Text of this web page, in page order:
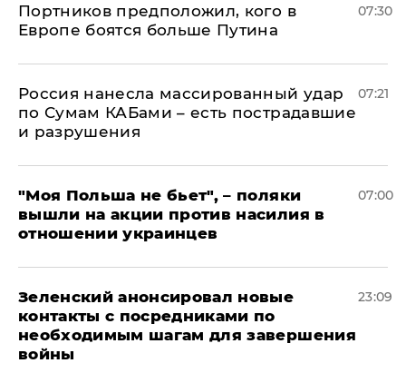
Портников предположил, кого в
Европе боятся больше Путина
07:30
Россия нанесла массированный удар
по Сумам КАБами – есть пострадавшие
и разрушения
07:21
"Моя Польша не бьет", – поляки
вышли на акции против насилия в
отношении украинцев
07:00
Зеленский анонсировал новые
контакты с посредниками по
необходимым шагам для завершения
войны
23:09